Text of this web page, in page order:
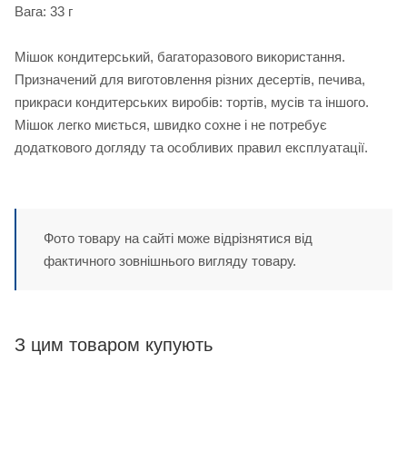
Вага: 33 г
Мішок кондитерський, багаторазового використання.
Призначений для виготовлення різних десертів, печива,
прикраси кондитерських виробів: тортів, мусів та іншого.
Мішок легко миється, швидко сохне і не потребує
додаткового догляду та особливих правил експлуатації.
Фото товару на сайті може відрізнятися від
фактичного зовнішнього вигляду товару.
З цим товаром купують